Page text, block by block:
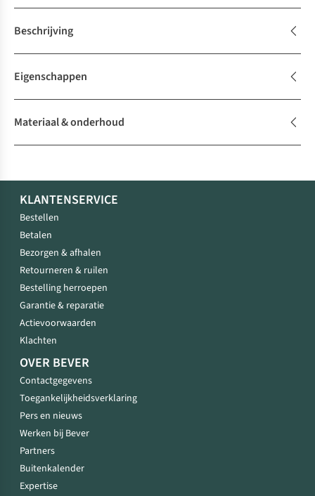
Beschrijving
Eigenschappen
Materiaal & onderhoud
KLANTENSERVICE
Bestellen
Betalen
Bezorgen & afhalen
Retourneren & ruilen
Bestelling herroepen
Garantie & reparatie
Actievoorwaarden
Klachten
OVER BEVER
Contactgegevens
Toegankelijkheidsverklaring
Pers en nieuws
Werken bij Bever
Partners
Buitenkalender
Expertise